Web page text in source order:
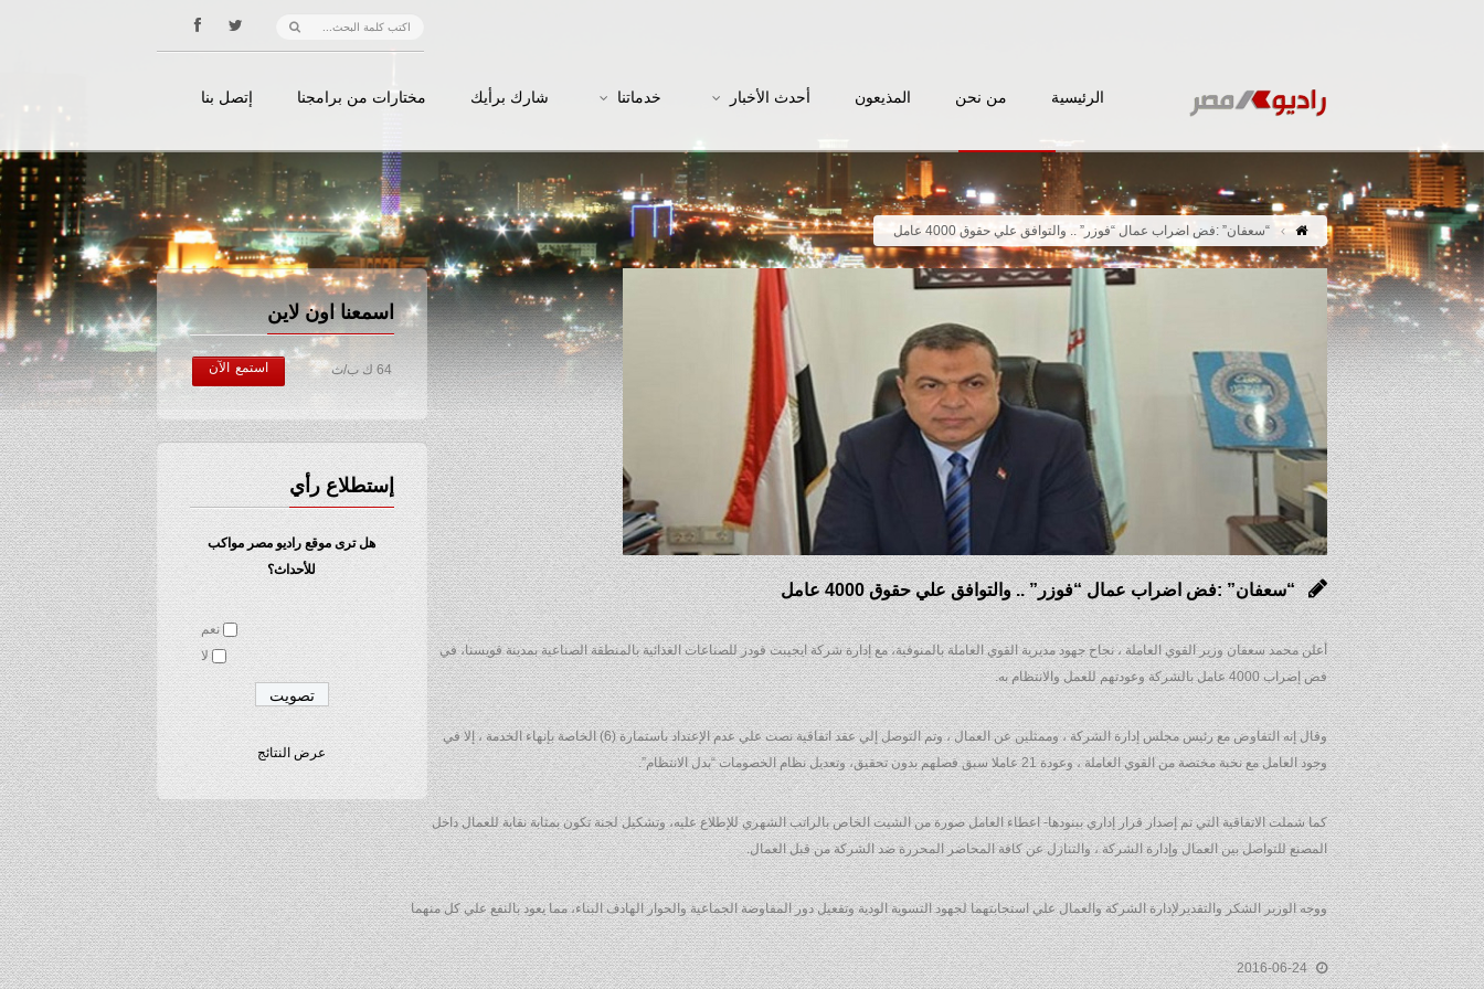
الرئيسية من نحن المذيعون أحدث الأخبار خدماتنا شارك برأيك مختارات من برامجنا إتصل بنا
“سعفان” :فض اضراب عمال “فوزر” .. والتوافق علي حقوق 4000 عامل
اسمعنا اون لاين
64 ك ب/ث استمع الآن
إستطلاع رأي
هل ترى موقع راديو مصر مواكب
للأحداث؟
نعم
لا
عرض النتائج
“سعفان” :فض اضراب عمال “فوزر” .. والتوافق علي حقوق 4000 عامل
أعلن محمد سعفان وزير القوي العاملة ، نجاح جهود مديرية القوي العاملة بالمنوفية، مع إدارة شركة ايجيبت فودز للصناعات الغذائية بالمنطقة الصناعية بمدينة قويسنا، في
فض إضراب 4000 عامل بالشركة وعودتهم للعمل والانتظام به.
وقال إنه التفاوض مع رئيس مجلس إدارة الشركة ، وممثلين عن العمال ، وتم التوصل إلي عقد اتفاقية نصت علي عدم الإعتداد باستمارة (6) الخاصة بإنهاء الخدمة ، إلا في
وجود العامل مع نخبة مختصة من القوي العاملة ، وعودة 21 عاملا سبق فصلهم بدون تحقيق، وتعديل نظام الخصومات “بدل الانتظام”.
كما شملت الاتفاقية التي تم إصدار قرار إداري ببنودها- اعطاء العامل صورة من الشيت الخاص بالراتب الشهري للإطلاع عليه، وتشكيل لجنة تكون بمثابة نقابة للعمال داخل
المصنع للتواصل بين العمال وإدارة الشركة ، والتنازل عن كافة المحاضر المحررة ضد الشركة من قبل العمال.
ووجه الوزير الشكر والتقديرلإدارة الشركة والعمال علي استجابتهما لجهود التسوية الودية وتفعيل دور المفاوضة الجماعية والحوار الهادف البناء، مما يعود بالنفع علي كل منهما
2016-06-24